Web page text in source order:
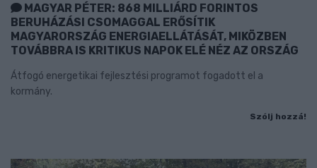
MAGYAR PÉTER: 868 MILLIÁRD FORINTOS
BERUHÁZÁSI CSOMAGGAL ERŐSÍTIK
MAGYARORSZÁG ENERGIAELLÁTÁSÁT, MIKÖZBEN
TOVÁBBRA IS KRITIKUS NAPOK ELÉ NÉZ AZ ORSZÁG
Átfogó energetikai fejlesztési programot fogadott el a
kormány.
Szólj hozzá!